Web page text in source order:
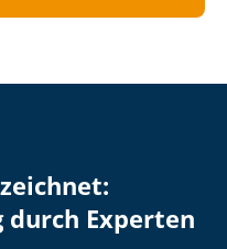
durch Experten